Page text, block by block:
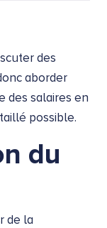
des
aborder
des salaires en
possible.
du
de la